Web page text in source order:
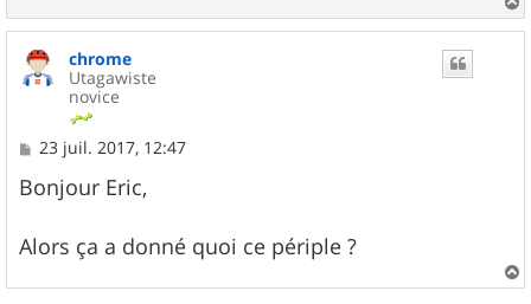
a
chrome
Utagawiste
novice
M
s
s
g
e
23 juil. 2017, 12:47
Bonjour Eric,
Alors ça a donné quoi ce périple ?
a